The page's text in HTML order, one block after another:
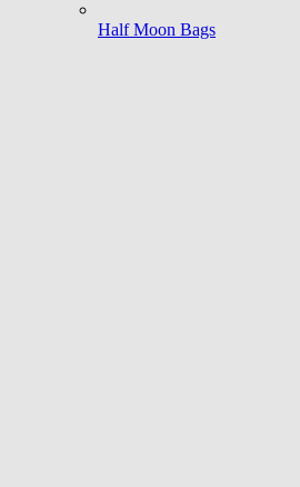
Half Moon Bags